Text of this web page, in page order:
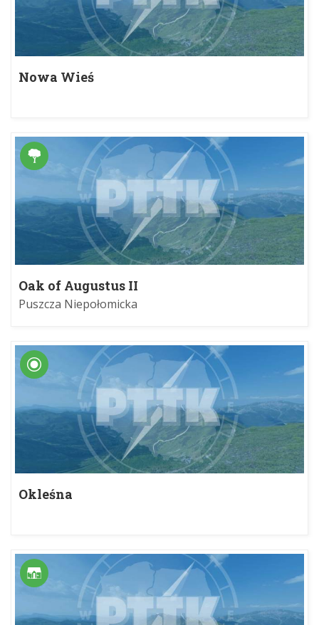
Nowa Wieś
Oak of Augustus II
Puszcza Niepołomicka
Okleśna